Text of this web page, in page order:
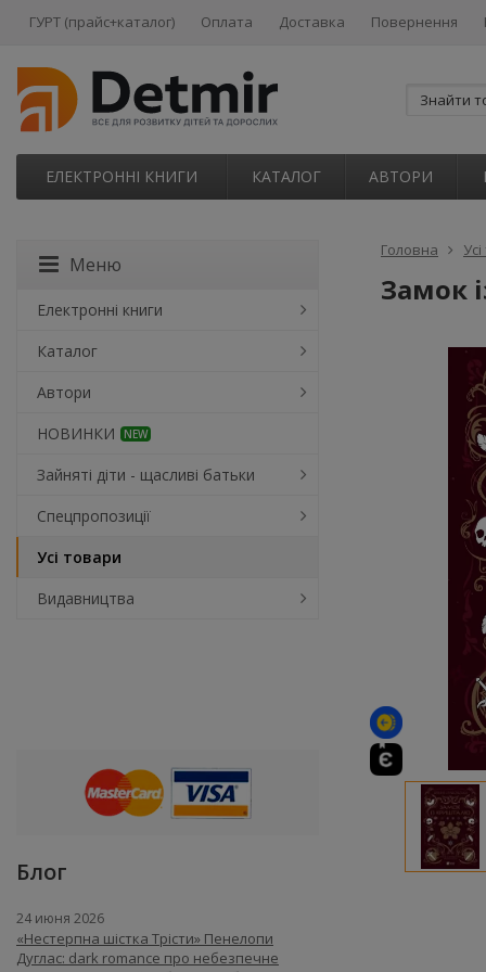
ГУРТ (прайс+каталог) Оплата Доставка Повернення
ЕЛЕКТРОННІ КНИГИ КАТАЛОГ АВТОРИ
Головна
Замок
Меню
Електронні книги
Каталог
Автори
НОВИНКИ
NEW
Зайняті діти - щасливі батьки
Спецпропозиції
Усі товари
Видавництва
Блог
24 июня 2026
«Нестерпна шістка Трісти» Пенелопи
Дуглас: dark romance про небезпечне